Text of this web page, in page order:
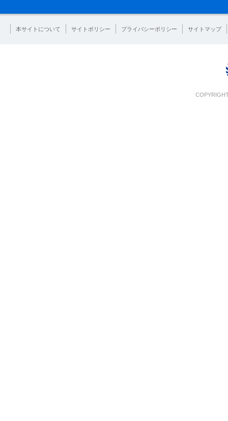
本サイトについて サイトポリシー プライバシーポリシー サイトマップ